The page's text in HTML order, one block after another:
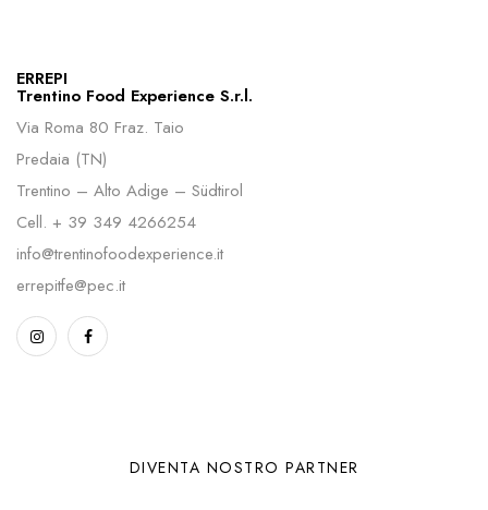
ERREPI
Trentino Food Experience S.r.l.
Via Roma 80 Fraz. Taio
Predaia (TN)
Trentino – Alto Adige – Südtirol
Cell. + 39 349 4266254
info@trentinofoodexperience.it
errepitfe@pec.it
DIVENTA NOSTRO PARTNER